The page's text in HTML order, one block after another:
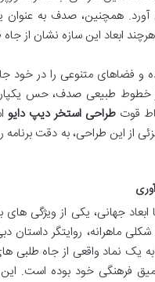
آورد. همچنین، صدف به
ابعاد این سازه نشان از جاه
و فضاهای متنوعی را در خود
خطوط طبیعی صدف، حس
قوتطراحی استخر دیپ دایو
از این طراحی، به دقت
جهانی، یکی از ویژگی
ماهرانه، روایتگر
یک نماد واقعی از جاه
فرهنگی خود بوده است.